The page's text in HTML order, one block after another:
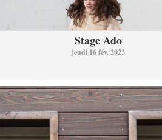
Stage Ado
jeudi 16 fév. 2023